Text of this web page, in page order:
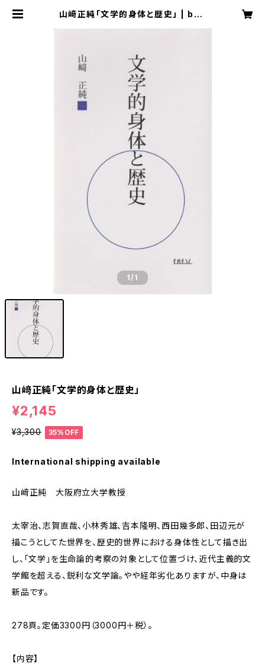
山﨑正純「文学的身体と歴史」 | boo
1/1
山﨑正純「文学的身体と歴史」
¥2,145
¥3,300 35%OFF
International shipping available
山﨑正純 大阪府立大学教授
太宰治、志賀直哉、小林秀雄、吉本隆明、西田幾多郎、田辺元が
描こうとしてた世界を、歴史的世界における身体性として描き出
し、「文学」を生命論的考察の対象として位置づけ、近代主義的文
学館を超える、鋭利な文学論。やや経年劣化ありますが、中身は
新品です。
278頁。定価3300円（3000円＋税）。
【内容】